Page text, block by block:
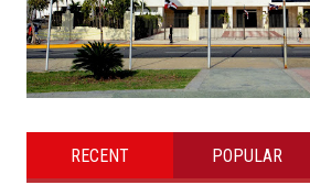
RECENT POPULAR